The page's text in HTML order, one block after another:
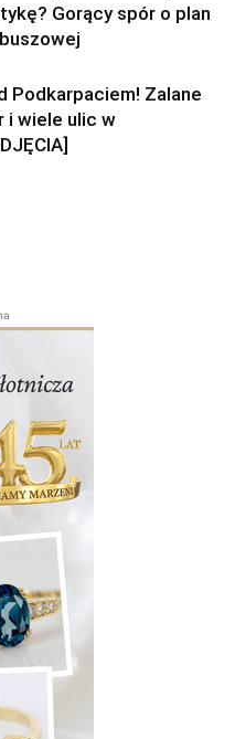
Gorący spór o plan
Podkarpaciem! Zalane
i wiele ulic w